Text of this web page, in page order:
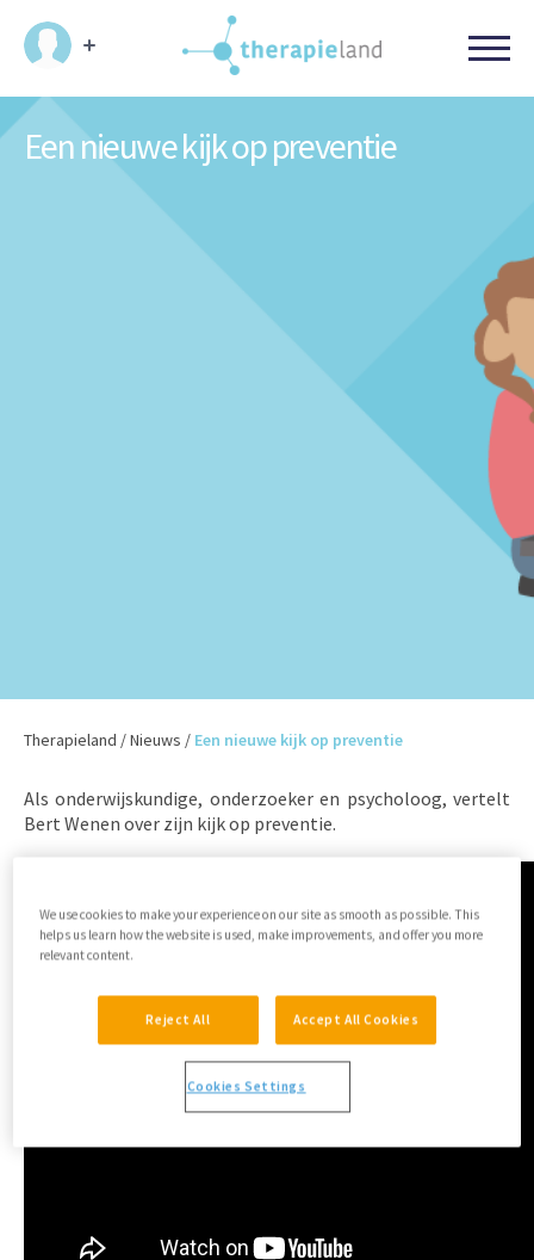
Een nieuwe kijk op preventie
Therapieland /Nieuws / Een nieuwe kijk op preventie
Als onderwijskundige, onderzoeker en psycholoog, vertelt
Bert Wenen over zijn kijk op preventie.
We use cookies to make your experience on our site as smooth as possible. This
helps us learn how the website is used, make improvements, and offer you more
relevant content.
Reject All Accept All Cookies
Cookies Settings